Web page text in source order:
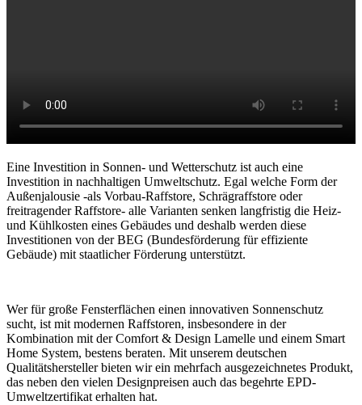
Eine Investition in Sonnen- und Wetterschutz ist auch eine
Investition in nachhaltigen Umweltschutz. Egal welche Form der
Außenjalousie -als Vorbau-Raffstore, Schrägraffstore oder
freitragender Raffstore- alle Varianten senken langfristig die Heiz-
und Kühlkosten eines Gebäudes und deshalb werden diese
Investitionen von der BEG (Bundesförderung für effiziente
Gebäude) mit staatlicher Förderung unterstützt.
Wer für große Fensterflächen einen innovativen Sonnenschutz
sucht, ist mit modernen Raffstoren, insbesondere in der
Kombination mit der Comfort & Design Lamelle und einem Smart
Home System, bestens beraten. Mit unserem deutschen
Qualitätshersteller bieten wir ein mehrfach ausgezeichnetes Produkt,
das neben den vielen Designpreisen auch das begehrte EPD-
Umweltzertifikat erhalten hat.